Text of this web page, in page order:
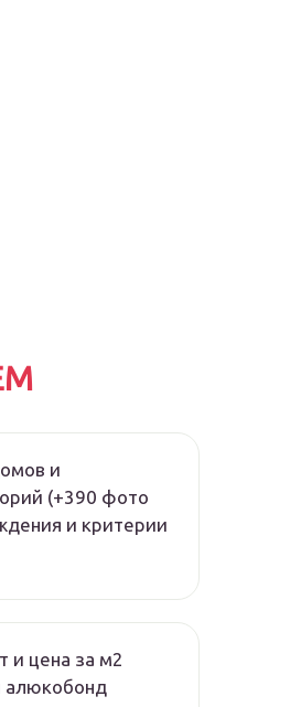
и
(+390 фото
и критерии
и цена за м2
алюкобонд